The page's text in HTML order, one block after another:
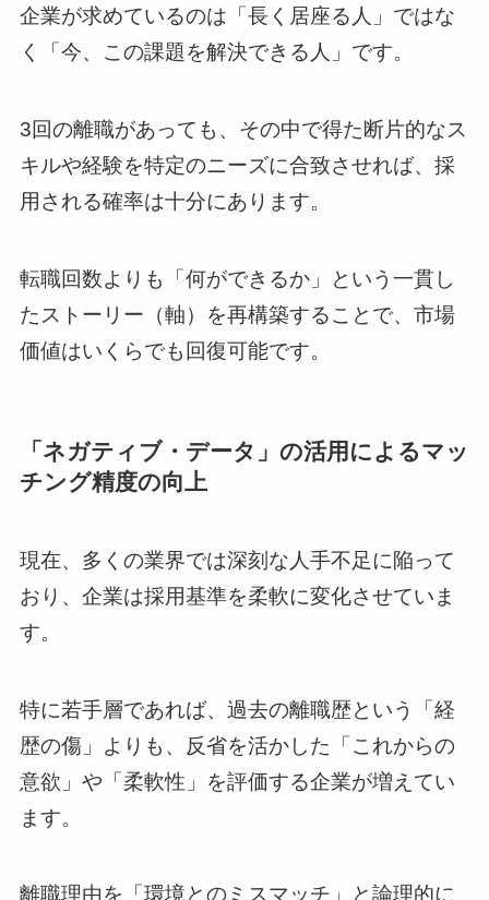
企業が求めているのは「長く居座る人」ではな
く「今、この課題を解決できる人」です。
3回の離職があっても、その中で得た断片的なス
キルや経験を特定のニーズに合致させれば、採
用される確率は十分にあります。
転職回数よりも「何ができるか」という一貫し
たストーリー（軸）を再構築することで、市場
価値はいくらでも回復可能です。
「ネガティブ・データ」の活用によるマッ
チング精度の向上
現在、多くの業界では深刻な人手不足に陥って
おり、企業は採用基準を柔軟に変化させていま
す。
特に若手層であれば、過去の離職歴という「経
歴の傷」よりも、反省を活かした「これからの
意欲」や「柔軟性」を評価する企業が増えてい
ます。
離職理由を「環境とのミスマッチ」と論理的に